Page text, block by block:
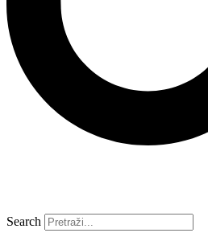
Search